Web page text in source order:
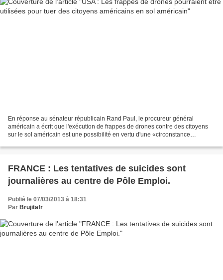
En réponse au sénateur républicain Rand Paul, le procureur général
américain a écrit que l'exécution de frappes de drones contre des citoyens
sur le sol américain est une possibilité en vertu d'une «circonstance
FRANCE : Les tentatives de suicides sont
journalières au centre de Pôle Emploi.
Publié le 07/03/2013 à 18:31
Par Brujitafr